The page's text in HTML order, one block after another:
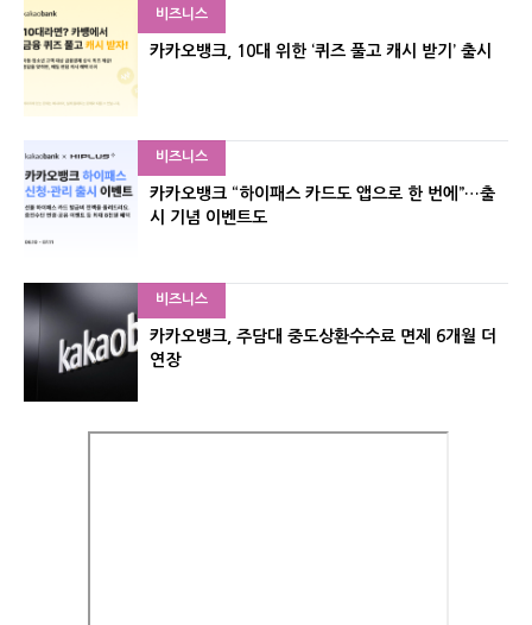
비즈니스
카카오뱅크, 10대 위한 ‘퀴즈 풀고 캐시 받기’ 출시
비즈니스
카카오뱅크 “하이패스 카드도 앱으로 한 번에”…출
시 기념 이벤트도
비즈니스
카카오뱅크, 주담대 중도상환수수료 면제 6개월 더
연장